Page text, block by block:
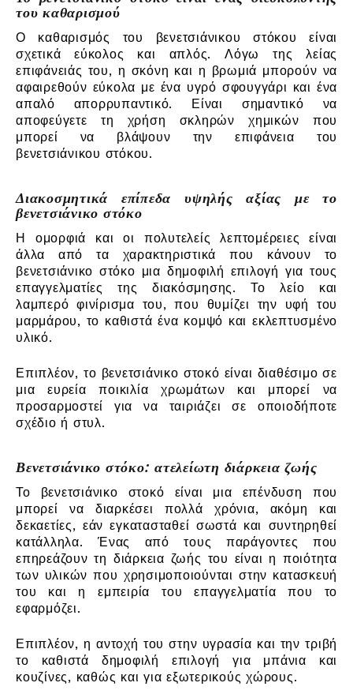
του καθαρισμού
Ο καθαρισμός του βενετσιάνικου στόκου είναι
σχετικά εύκολος και απλός. Λόγω της λείας
επιφάνειάς του, η σκόνη και η βρωμιά μπορούν να
αφαιρεθούν εύκολα με ένα υγρό σφουγγάρι και ένα
απαλό απορρυπαντικό. Είναι σημαντικό να
αποφεύγετε τη χρήση σκληρών χημικών που
μπορεί να βλάψουν την επιφάνεια του
βενετσιάνικου στόκου.
Διακοσμητικά επίπεδα υψηλής αξίας με το
βενετσιάνικο στόκο
Η ομορφιά και οι πολυτελείς λεπτομέρειες είναι
άλλα από τα χαρακτηριστικά που κάνουν το
βενετσιάνικο στόκο μια δημοφιλή επιλογή για τους
επαγγελματίες της διακόσμησης. Το λείο και
λαμπερό φινίρισμα του, που θυμίζει την υφή του
μαρμάρου, το καθιστά ένα κομψό και εκλεπτυσμένο
υλικό.
Επιπλέον, το βενετσιάνικο στοκό είναι διαθέσιμο σε
μια ευρεία ποικιλία χρωμάτων και μπορεί να
προσαρμοστεί για να ταιριάζει σε οποιοδήποτε
σχέδιο ή στυλ.
Βενετσιάνικο στόκο: ατελείωτη διάρκεια ζωής
Το βενετσιάνικο στοκό είναι μια επένδυση που
μπορεί να διαρκέσει πολλά χρόνια, ακόμη και
δεκαετίες, εάν εγκατασταθεί σωστά και συντηρηθεί
κατάλληλα. Ένας από τους παράγοντες που
επηρεάζουν τη διάρκεια ζωής του είναι η ποιότητα
των υλικών που χρησιμοποιούνται στην κατασκευή
του και η εμπειρία του επαγγελματία που το
εφαρμόζει.
Επιπλέον, η αντοχή του στην υγρασία και την τριβή
το καθιστά δημοφιλή επιλογή για μπάνια και
κουζίνες, καθώς και για εξωτερικούς χώρους.